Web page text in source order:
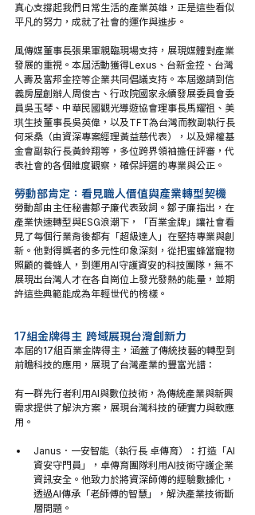
真心支撐起我們日常生活的產業英雄，正是這些看似
平凡的努力，成就了社會的運作與進步。
風傳媒董事長張果軍親臨現場支持，展現媒體對產業
發展的重視。本屆活動獲得Lexus、台新金控、台灣
人壽及富邦金控等企業共同倡議支持。本屆邀請到信
義房屋創辦人周俊吉、行政院國家永續發展委員會委
員吳玉琴、中華民國觀光導遊協會理事長馬耀祖、美
琪生技董事長吳英偉，以及TFT為台灣而教副執行長
何采桑（由資深專案經理黃益慈代表），以及婦權基
金會副執行長黃鈴翔等，多位跨界領袖擔任評審，代
表社會的各個維度觀察，確保評選的專業與公正。
勞動部肯定：看見職人價值與產業轉型契機
勞動部由主任秘書鄒子廉代表致詞。鄒子廉指出，在
產業快速轉型與ESG浪潮下，「百業金牌」讓社會看
見了每個行業背後都有「超級達人」在堅持專業與創
新。他對得獎者的多元性印象深刻，從把蜜蜂當寵物
照顧的養蜂人，到運用AI守護資安的科技團隊，無不
展現出台灣人才在各自崗位上發光發熱的能量，並期
許這些典範能成為年輕世代的榜樣。
17組金牌得主 跨域展現台灣創新力
本屆的17組百業金牌得主，涵蓋了傳統技藝的轉型到
前瞻科技的應用，展現了台灣產業的豐富光譜：
有一群先行者利用AI與數位技術，為傳統產業與新興
需求提供了解決方案，展現台灣科技的硬實力與軟應
用。
Janus．一安智能（執行長 卓傳育）：打造「AI
資安守門員」，卓傳育團隊利用AI技術守護企業
資訊安全。他致力於將資深師傅的經驗數據化，
透過AI傳承「老師傅的智慧」，解決產業技術斷
層問題。